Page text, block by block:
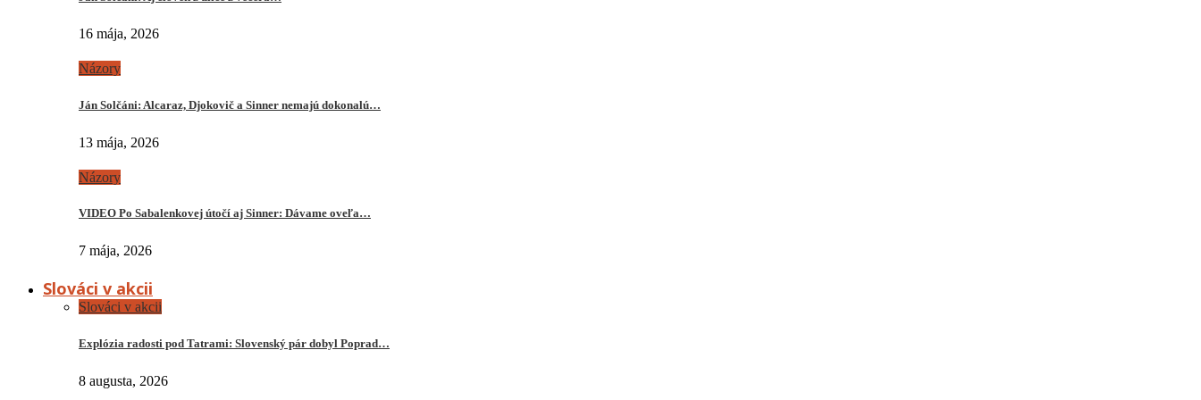
16 mája, 2026
Názory
Ján Solčáni: Alcaraz, Djokovič a Sinner nemajú dokonalú…
13 mája, 2026
Názory
VIDEO Po Sabalenkovej útočí aj Sinner: Dávame oveľa…
7 mája, 2026
Slováci v akcii
Slováci v akcii
Explózia radosti pod Tatrami: Slovenský pár dobyl Poprad…
8 augusta, 2026